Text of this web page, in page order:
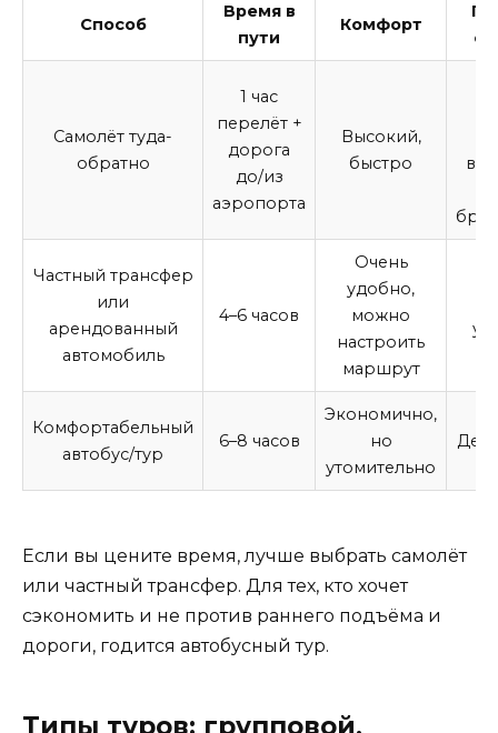
Способ
Время в
пути
Комфорт
Самолёт туда-
обратно
1 час
перелёт +
дорога
до/из
аэропорта
Высокий,
быстро
Частный трансфер
или
арендованный
автомобиль
4–6 часов
Очень
удобно,
можно
настроить
маршрут
Комфортабельный
автобус/тур
6–8 часов
Экономично,
но
утомительно
Если вы цените время, лучше выбрать самолёт
или частный трансфер. Для тех, кто хочет
сэкономить и не против раннего подъёма и
дороги, годится автобусный тур.
Типы туров: групповой,